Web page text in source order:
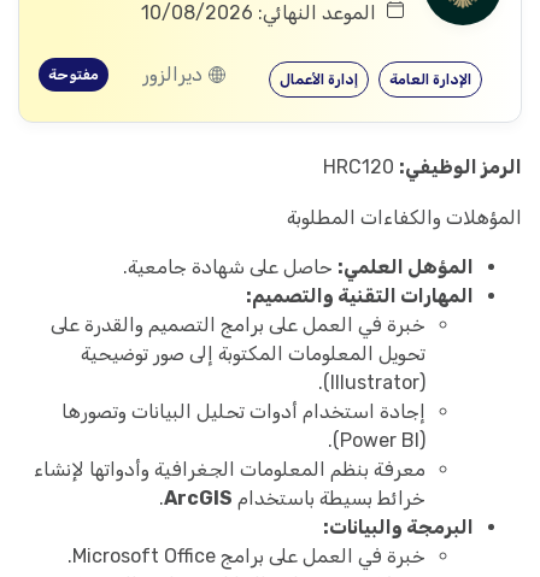
الموعد النهائي: 10/08/2026
إدارة الأعمال الإدارة العامة ديرالزور مفتوحة
الرمز الوظيفي:
المؤهلات والكفاءات المطلوبة
المؤهل العلمي: حاصل على شهادة جامعية.
المهارات التقنية والتصميم:
خبرة في العمل على برامج التصميم والقدرة على
تحويل المعلومات المكتوبة إلى صور توضيحية
(Illustrator).
إجادة استخدام أدوات تحليل البيانات وتصورها
(Power BI).
معرفة بنظم المعلومات الجغرافية وأدواتها لإنشاء
خرائط بسيطة باستخدام ArcGIS
.
البرمجة والبيانات:
خبرة في العمل على برامج Microsoft Office.